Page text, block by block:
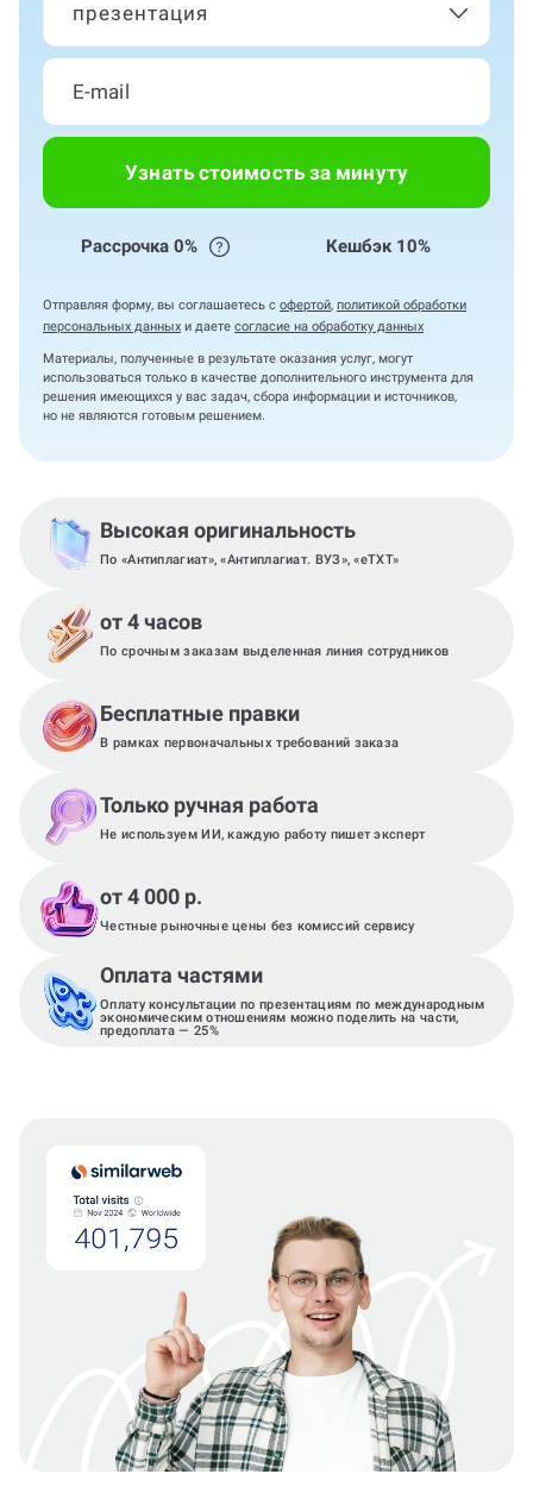
презентация
Узнать стоимость за минуту
Рассрочка 0% Кешбэк 10%
Отправляя форму, вы соглашаетесь с офертой, политикой обработки
персональных данных и даете согласие на обработку данных
Материалы, полученные в результате оказания услуг, могут
использоваться только в качестве дополнительного инструмента для
решения имеющихся у вас задач, сбора информации и источников,
но не являются готовым решением.
Высокая оригинальность
По «Антиплагиат», «Антиплагиат. ВУЗ», «eTXT»
от 4 часов
По срочным заказам выделенная линия сотрудников
Бесплатные правки
В рамках первоначальных требований заказа
Только ручная работа
Не используем ИИ, каждую работу пишет эксперт
от 4 000 р.
Честные рыночные цены без комиссий сервису
Оплата частями
Оплату консультации по презентациям по международным
экономическим отношениям можно поделить на части,
предоплата — 25%